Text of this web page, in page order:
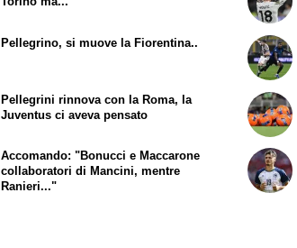
Pellegrino, si muove la Fiorentina..
Pellegrini rinnova con la Roma, la
Juventus ci aveva pensato
Accomando: "Bonucci e Maccarone
collaboratori di Mancini, mentre
Ranieri..."